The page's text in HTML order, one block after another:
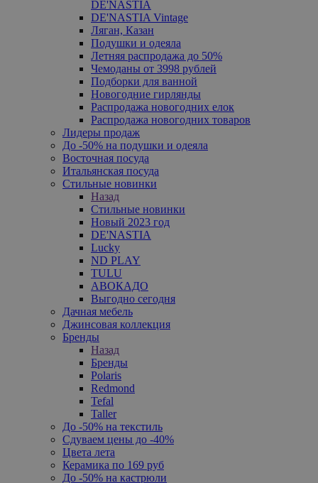
DE'NASTIA
DE'NASTIA Vintage
Ляган, Казан
Подушки и одеяла
Летняя распродажа до 50%
Чемоданы от 3998 рублей
Подборки для ванной
Новогодние гирлянды
Распродажа новогодних елок
Распродажа новогодних товаров
Лидеры продаж
До -50% на подушки и одеяла
Восточная посуда
Итальянская посуда
Стильные новинки
Назад
Стильные новинки
Новый 2023 год
DE'NASTIA
Lucky
ND PLAY
TULU
АВОКАДО
Выгодно сегодня
Дачная мебель
Джинсовая коллекция
Бренды
Назад
Бренды
Polaris
Redmond
Tefal
Taller
До -50% на текстиль
Сдуваем цены до -40%
Цвета лета
Керамика по 169 руб
До -50% на кастрюли